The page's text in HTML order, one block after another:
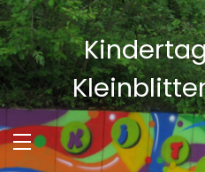
Skip
to
content